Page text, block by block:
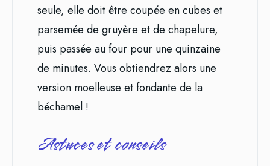
seule, elle doit être coupée en cubes et
parsemée de gruyère et de chapelure,
puis passée au four pour une quinzaine
de minutes. Vous obtiendrez alors une
version moelleuse et fondante de la
béchamel !
Astuces et conseils